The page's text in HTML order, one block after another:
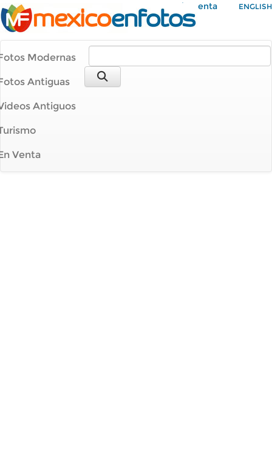
Mi Cuenta ENGLISH
Modernas
Antiguas
Antiguos
Venta